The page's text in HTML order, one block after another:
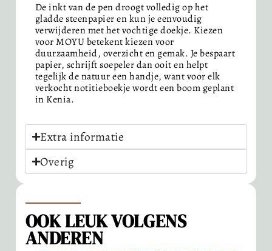
De inkt van de pen droogt volledig op het
gladde steenpapier en kun je eenvoudig
verwijderen met het vochtige doekje. Kiezen
voor MOYU betekent kiezen voor
duurzaamheid, overzicht en gemak. Je bespaart
papier, schrijft soepeler dan ooit en helpt
tegelijk de natuur een handje, want voor elk
verkocht notitieboekje wordt een boom geplant
in Kenia.
Extra informatie
Overig
OOK LEUK VOLGENS
ANDEREN